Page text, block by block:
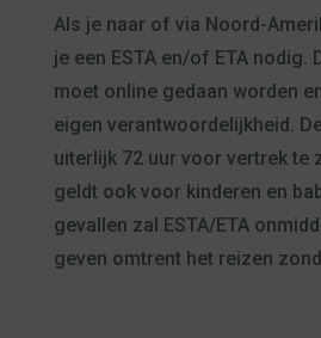
Als je naar of via Noord-
je een ESTA en/of ETA nodig.
moet online gedaan worden
eigen verantwoordelijkheid.
uiterlijk 72 uur voor vertrek te
geldt ook voor kinderen en
gevallen zal ESTA/ETA
geven omtrent het reizen